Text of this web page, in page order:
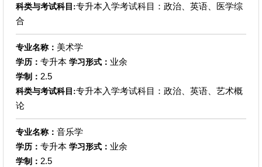
科类与考试科目:专升本入学考试科目：政治、英语、医学综
合
专业名称： 美术学
学历： 专升本 学习形式： 业余
学制： 2.5
科类与考试科目:专升本入学考试科目：政治、英语、艺术概
论
专业名称： 音乐学
学历： 专升本 学习形式： 业余
学制： 2.5